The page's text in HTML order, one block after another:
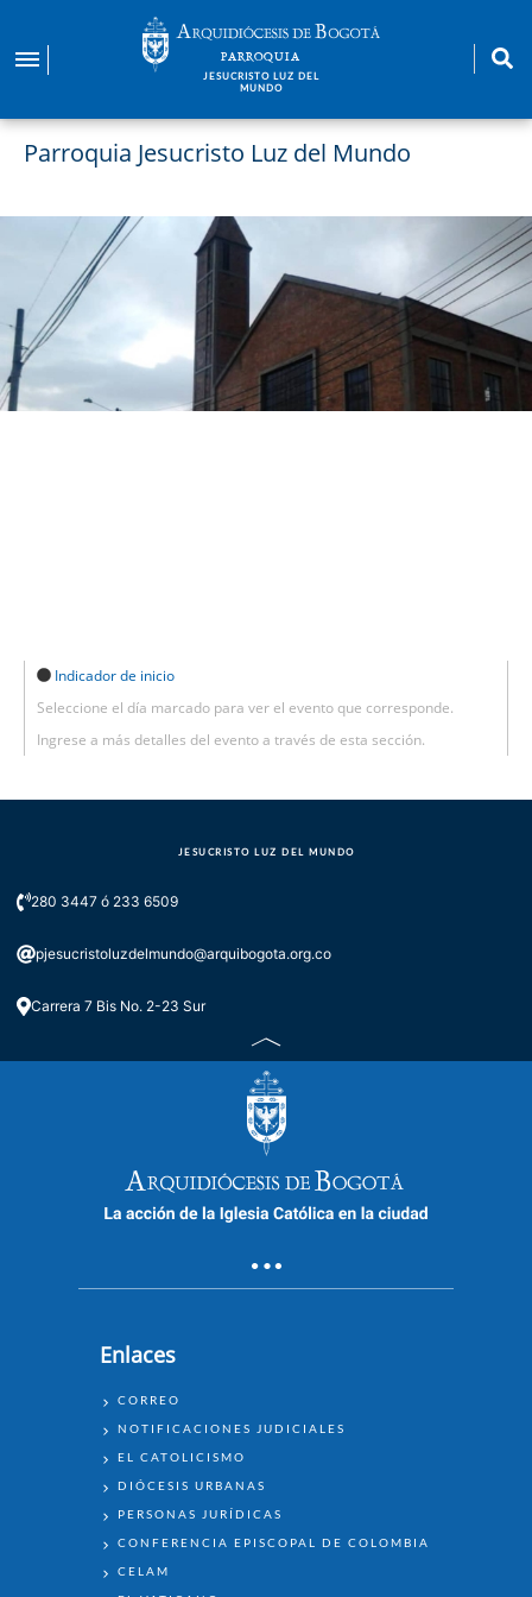
contenido
PARROQUIA
JESUCRISTO LUZ DEL
MUNDO
Parroquia Jesucristo Luz del Mundo
Indicador de inicio
Seleccione el día marcado para ver el evento que corresponde.
Ingrese a más detalles del evento a través de esta sección.
JESUCRISTO LUZ DEL MUNDO
280 3447 ó 233 6509
pjesucristoluzdelmundo@arquibogota.org.co
Carrera 7 Bis No. 2-23 Sur
Enlaces
ENLACES
CORREO
NOTIFICACIONES JUDICIALES
EL CATOLICISMO
DIÓCESIS URBANAS
PERSONAS JURÍDICAS
CONFERENCIA EPISCOPAL DE COLOMBIA
CELAM